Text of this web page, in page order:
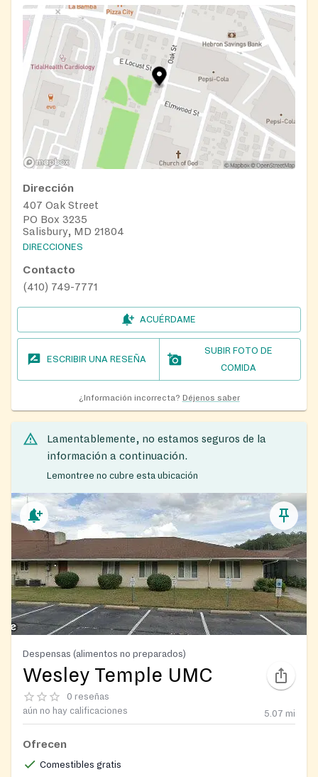
Dirección
407 Oak Street
PO Box 3235
Salisbury, MD 21804
DIRECCIONES
Contacto
(410) 749-7771
ACUÉRDAME
ESCRIBIR UNA RESEÑA
SUBIR FOTO DE
COMIDA
¿Información incorrecta? Déjenos saber
Lamentablemente, no estamos seguros de la
información a continuación.
Lemontree no cubre esta ubicación
Despensas (alimentos no preparados)
Wesley Temple UMC
0 reseñas
aún no hay calificaciones
5.07 mi
Ofrecen
Comestibles gratis